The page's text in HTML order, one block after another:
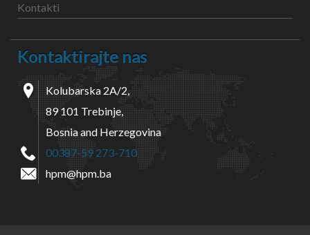
Kontakti
Kontaktirajte nas
Kolubarska 2A/2,
89 101 Trebinje,
Bosnia and Herzegovina
00387-59 273-710
hpm@hpm.ba